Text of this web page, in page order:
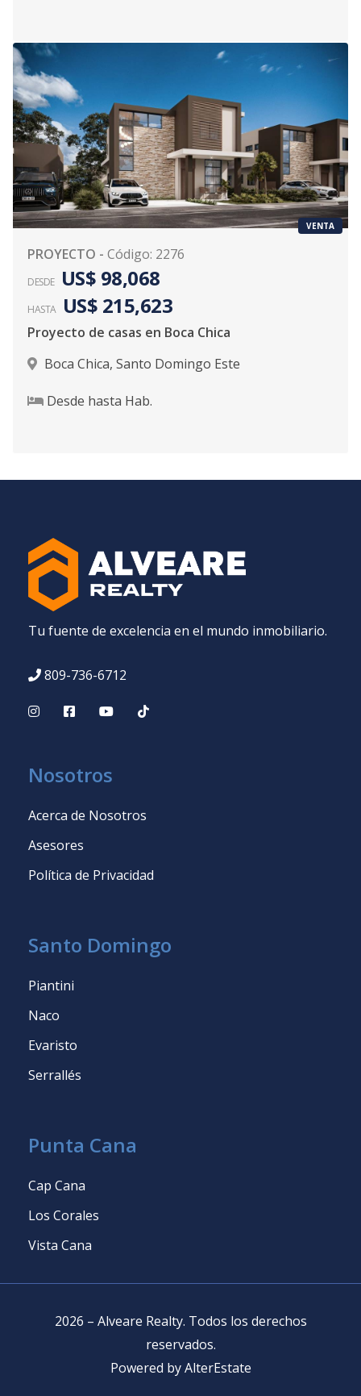
VENTA
PROYECTO - Código: 2276
DESDE US$ 98,068
HASTA US$ 215,623
Proyecto de casas en Boca Chica
Boca Chica, Santo Domingo Este
Desde hasta Hab.
Tu fuente de excelencia en el mundo inmobiliario.
809-736-6712
Nosotros
Acerca de Nosotros
Asesores
Política de Privacidad
Santo Domingo
Piantini
Naco
Evaristo
Serrallés
Punta Cana
Cap Cana
Los Corales
Vista Cana
2026 – Alveare Realty. Todos los derechos
reservados.
Powered by AlterEstate